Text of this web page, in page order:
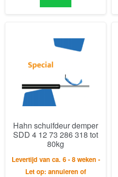
Hahn schuifdeur demper
SDD 4 12 73 286 318 tot
80kg
Levertijd van ca. 6 - 8 weken -
Let op: annuleren of